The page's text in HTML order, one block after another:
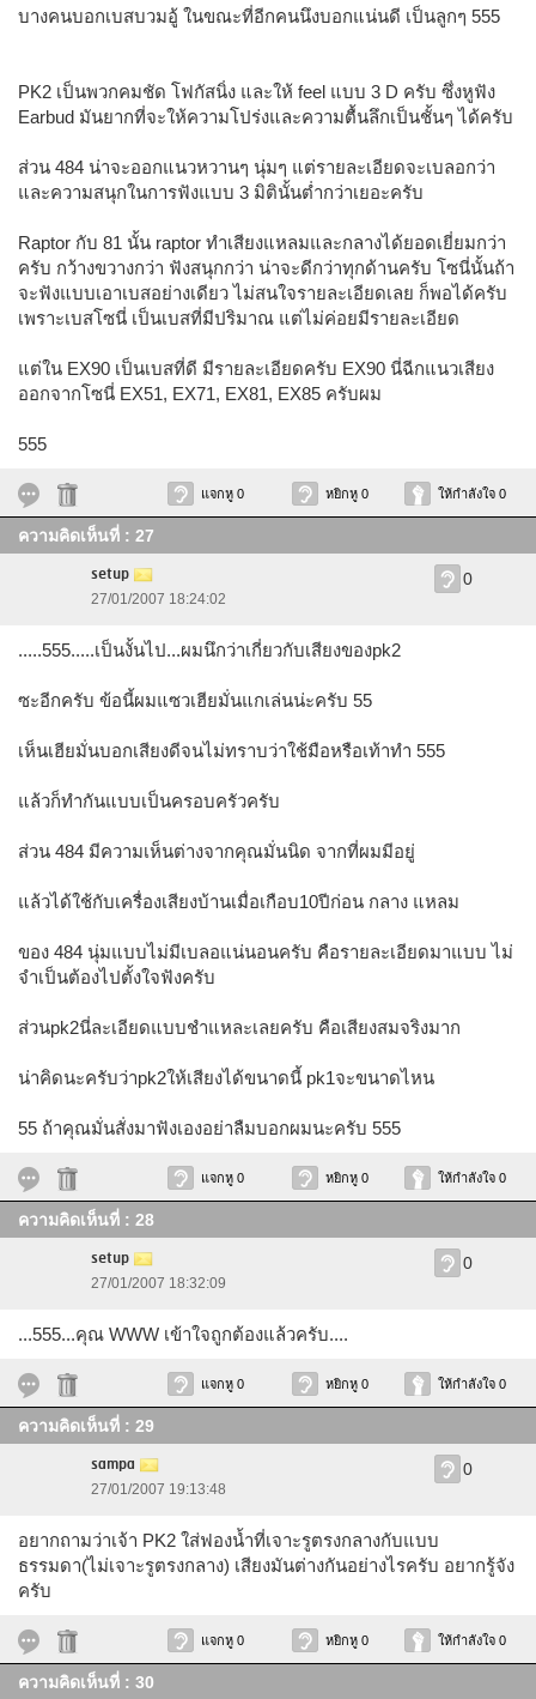
บางคนบอกเบสบวมอู้ ในขณะที่อีกคนนึงบอกแน่นดี เป็นลูกๆ 555
PK2 เป็นพวกคมชัด โฟกัสนิ่ง และให้ feel แบบ 3 D ครับ ซึ่งหูฟัง
Earbud มันยากที่จะให้ความโปร่งและความตื้นลึกเป็นชั้นๆ ได้ครับ
ส่วน 484 น่าจะออกแนวหวานๆ นุ่มๆ แต่รายละเอียดจะเบลอกว่า
และความสนุกในการฟังแบบ 3 มิตินั้นต่ำกว่าเยอะครับ
Raptor กับ 81 นั้น raptor ทำเสียงแหลมและกลางได้ยอดเยี่ยมกว่า
ครับ กว้างขวางกว่า ฟังสนุกกว่า น่าจะดีกว่าทุกด้านครับ โซนี่นั้นถ้า
จะฟังแบบเอาเบสอย่างเดียว ไม่สนใจรายละเอียดเลย ก็พอได้ครับ
เพราะเบสโซนี่ เป็นเบสที่มีปริมาณ แต่ไม่ค่อยมีรายละเอียด
แต่ใน EX90 เป็นเบสที่ดี มีรายละเอียดครับ EX90 นี่ฉีกแนวเสียง
ออกจากโซนี่ EX51, EX71, EX81, EX85 ครับผม
555
แจกหู 0 หยิกหู 0 ให้กำลังใจ 0
ความคิดเห็นที่ : 27
setup
27/01/2007 18:24:02
0
.....555.....เป็นงั้นไป...ผมนึกว่าเกี่ยวกับเสียงของpk2
ซะอีกครับ ข้อนี้ผมแซวเฮียมั่นแกเล่นน่ะครับ 55
เห็นเฮียมั่นบอกเสียงดีจนไม่ทราบว่าใช้มือหรือเท้าทำ 555
แล้วก็ทำกันแบบเป็นครอบครัวครับ
ส่วน 484 มีความเห็นต่างจากคุณมั่นนิด จากที่ผมมีอยู่
แล้วได้ใช้กับเครื่องเสียงบ้านเมื่อเกือบ10ปีก่อน กลาง แหลม
ของ 484 นุ่มแบบไม่มีเบลอแน่นอนครับ คือรายละเอียดมาแบบ ไม่
จำเป็นต้องไปตั้งใจฟังครับ
ส่วนpk2นี่ละเอียดแบบชำแหละเลยครับ คือเสียงสมจริงมาก
น่าคิดนะครับว่าpk2ให้เสียงได้ขนาดนี้ pk1จะขนาดไหน
55 ถ้าคุณมั่นสั่งมาฟังเองอย่าลืมบอกผมนะครับ 555
แจกหู 0 หยิกหู 0 ให้กำลังใจ 0
ความคิดเห็นที่ : 28
setup
27/01/2007 18:32:09
0
...555...คุณ WWW เข้าใจถูกต้องแล้วครับ....
แจกหู 0 หยิกหู 0 ให้กำลังใจ 0
ความคิดเห็นที่ : 29
sampa
27/01/2007 19:13:48
0
อยากถามว่าเจ้า PK2 ใส่ฟองน้ำที่เจาะรูตรงกลางกับแบบ
ธรรมดา(ไม่เจาะรูตรงกลาง) เสียงมันต่างกันอย่างไรครับ อยากรู้จัง
ครับ
แจกหู 0 หยิกหู 0 ให้กำลังใจ 0
ความคิดเห็นที่ : 30